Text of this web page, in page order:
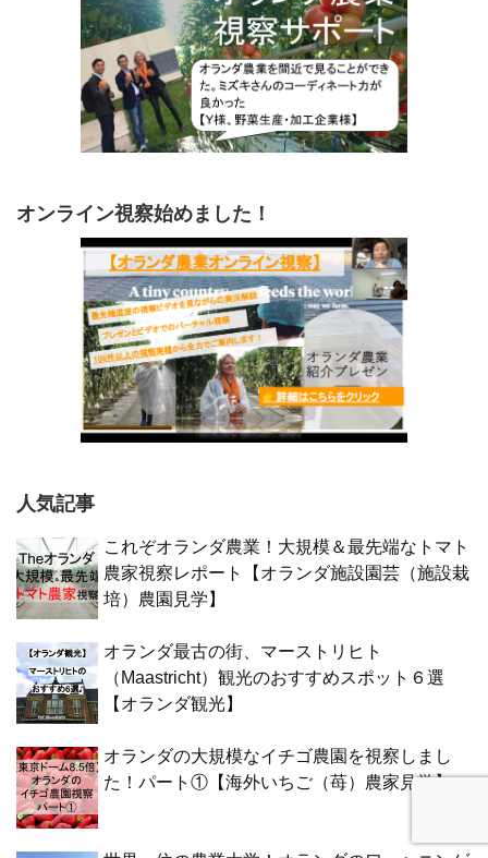
オンライン視察始めました！
人気記事
これぞオランダ農業！大規模＆最先端なトマト
農家視察レポート【オランダ施設園芸（施設栽
培）農園見学】
オランダ最古の街、マーストリヒト
（Maastricht）観光のおすすめスポット６選
【オランダ観光】
オランダの大規模なイチゴ農園を視察しまし
た！パート①【海外いちご（苺）農家見学】